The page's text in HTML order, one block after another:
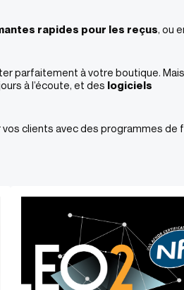
rapides pour les reçus, ou
parfaitement à votre boutique​. Mais
à l’écoute, et des logiciels
clients avec des programmes de